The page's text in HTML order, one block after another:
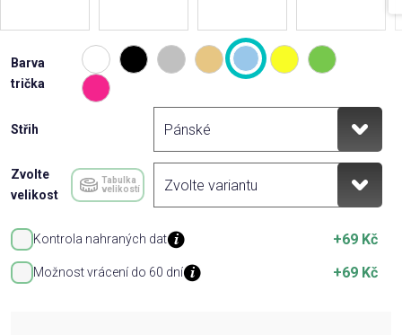
Barva
trička
Střih
Zvolte
velikost
Tabulka
velikostí
Kontrola nahraných dat +69 Kč
Možnost vrácení do 60 dní +69 Kč